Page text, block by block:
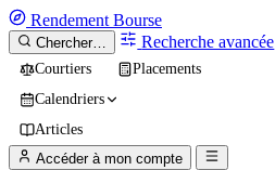
Rendement Bourse
Chercher… Recherche avancée
Courtiers
Placements
Calendriers
Articles
Accéder à mon compte